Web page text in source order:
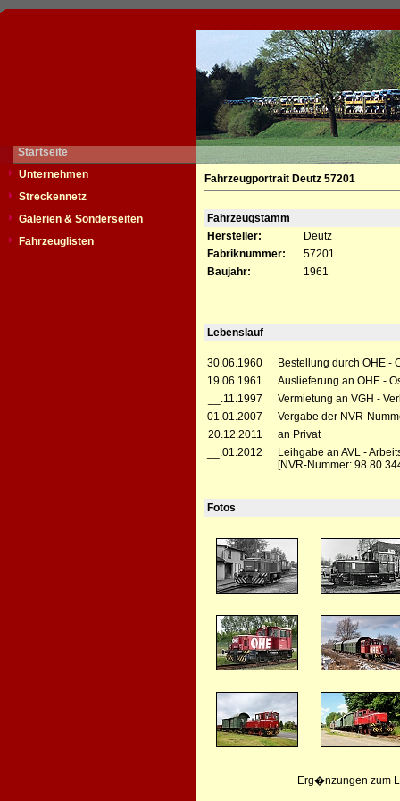
Startseite
Unternehmen
Streckennetz
Galerien & Sonderseiten
Fahrzeuglisten
Fahrzeugportrait Deutz 57201
Fahrzeugstamm
Hersteller:
Deutz
Fabriknummer:
57201
Baujahr:
1961
Lebenslauf
30.06.1960
Bestellung durch OHE -
19.06.1961
Auslieferung an OHE -
__.11.1997
Vermietung an VGH -
01.01.2007
Vergabe der NVR-
20.12.2011
an Privat
__.01.2012
Leihgabe an AVL -
[NVR-Nummer: 98 80
Fotos
Erg�nzungen zum